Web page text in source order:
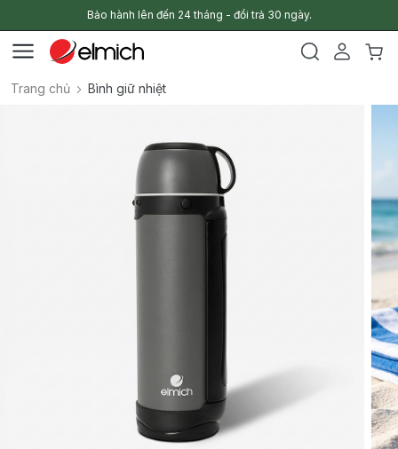
Bảo hành lên đến 24 tháng - đổi trả 30 ngày.
Trang chủ Bình giữ nhiệt